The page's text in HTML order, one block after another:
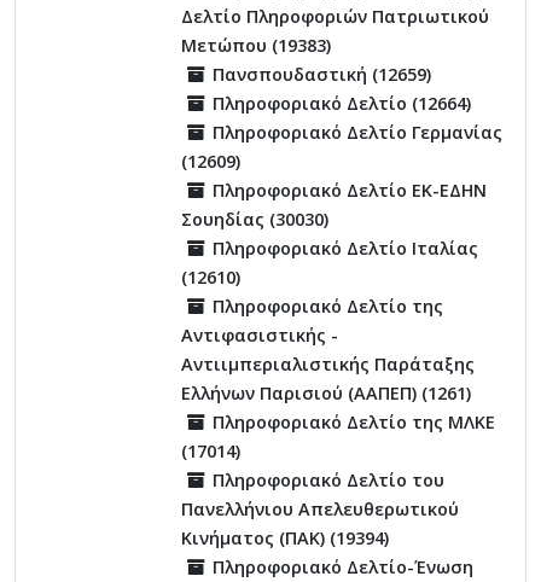
Δελτίο Πληροφοριών Πατριωτικού
Μετώπου (19383)
Πανσπουδαστική (12659)
Πληροφοριακό Δελτίο (12664)
Πληροφοριακό Δελτίο Γερμανίας
(12609)
Πληροφοριακό Δελτίο ΕΚ-ΕΔΗΝ
Σουηδίας (30030)
Πληροφοριακό Δελτίο Ιταλίας
(12610)
Πληροφοριακό Δελτίο της
Αντιφασιστικής -
Αντιιμπεριαλιστικής Παράταξης
Ελλήνων Παρισιού (ΑΑΠΕΠ) (1261)
Πληροφοριακό Δελτίο της ΜΛΚΕ
(17014)
Πληροφοριακό Δελτίο του
Πανελλήνιου Απελευθερωτικού
Κινήματος (ΠΑΚ) (19394)
Πληροφοριακό Δελτίο-Ένωση